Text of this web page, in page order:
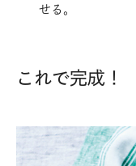
せる。
これで完成！